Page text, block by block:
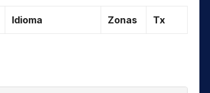
Idioma Zonas Tx